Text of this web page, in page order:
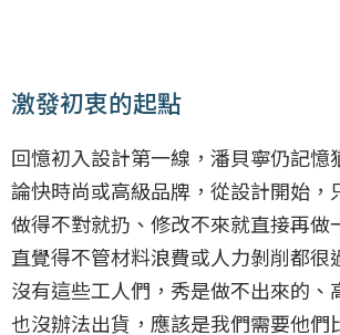
激發初衷的起點
回憶初入設計第一線，潘貝寧仍記憶
論快時尚或高級品牌，從設計開始，
做得不對就扔、修改不來就直接再做
直覺得不管材料浪費或人力剝削都很
沒有這些工人們，秀是做不出來的、
也沒辦法出貨，應該是我們需要他們